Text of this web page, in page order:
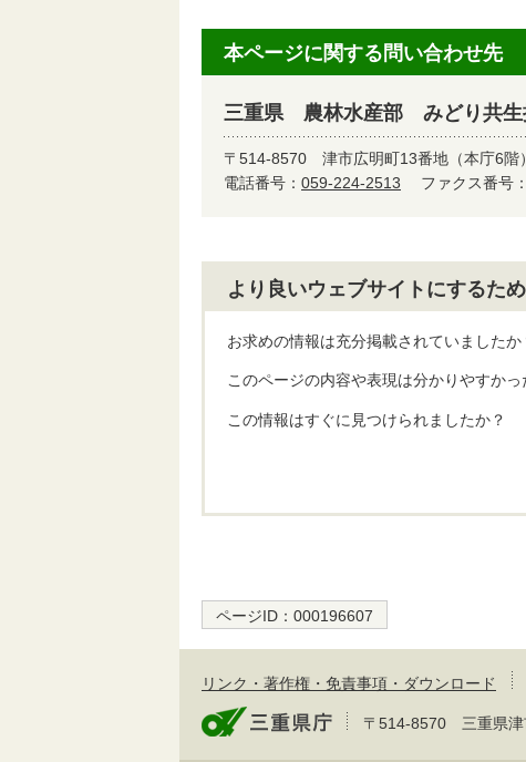
本ページに関する問い合わせ先
三重県 農林水産部 みどり共生
〒514-8570 津市広明町13番地（本庁6階）
電話番号： 059-224-2513 ファクス番号
より良いウェブサイトにするた
お求めの情報は充分掲載されていましたか
このページの内容や表現は分かりやすかっ
この情報はすぐに見つけられましたか？
ページID： 000196607
リンク・著作権・免責事項・ダウンロード
〒514-8570 三重県津